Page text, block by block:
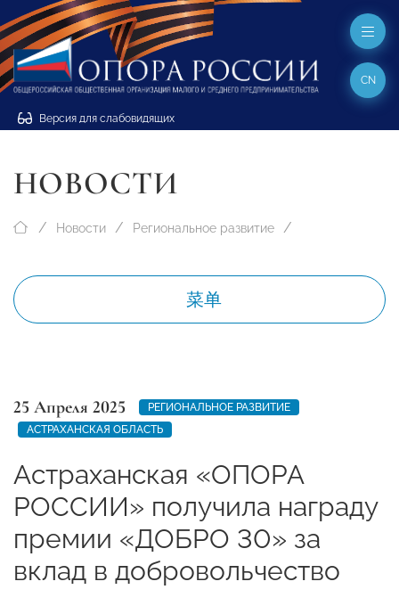
Версия для слабовидящих
CN
НОВОСТИ
Новости Региональное развитие
菜单
25 Апреля 2025
РЕГИОНАЛЬНОЕ РАЗВИТИЕ
АСТРАХАНСКАЯ ОБЛАСТЬ
Астраханская «ОПОРА
РОССИИ» получила награду
премии «ДОБРО 30» за
вклад в добровольчество